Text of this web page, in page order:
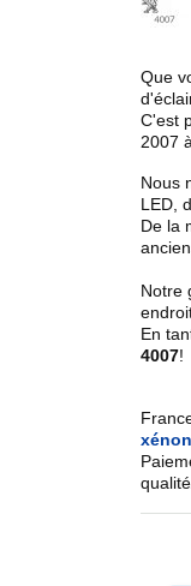
Que
C'est
2007
Nous
LED,
De la
Notre
En
4007!
xénon